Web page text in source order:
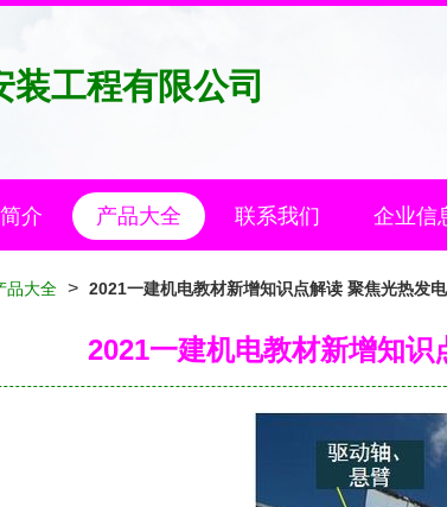
装工程有限公司
介 产品大全 联系我们 企业信
品大全 > 2021一建机电教材新增知识点解读 聚焦光热发
2021一建机电教材新增知